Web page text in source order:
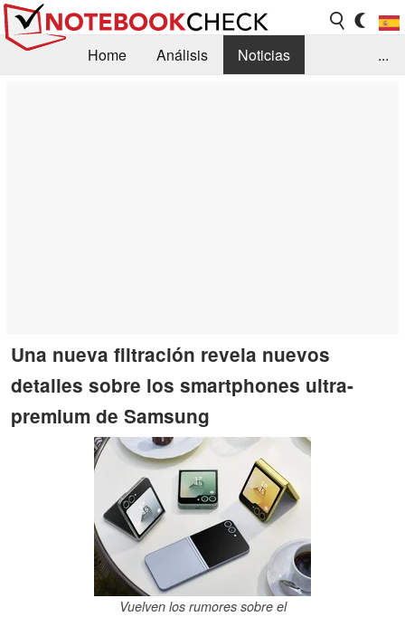
Home Análisis
Noticias
...
Una nueva filtración revela nuevos
detalles sobre los smartphones ultra-
premium de Samsung
Vuelven los rumores sobre el